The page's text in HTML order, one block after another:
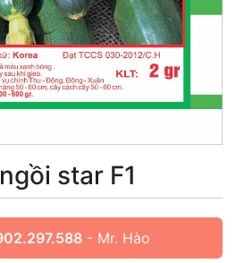
star F1
- Mr. Hào